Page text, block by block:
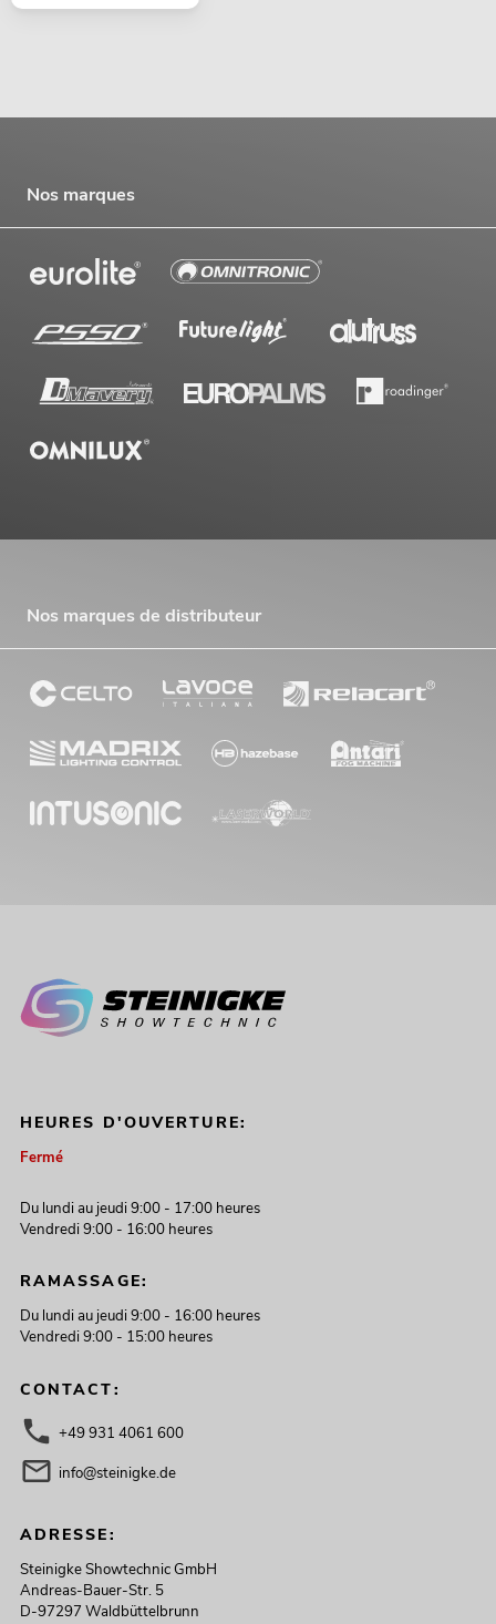
Nos marques
Nos marques de distributeur
HEURES D'OUVERTURE:
Fermé
Du lundi au jeudi 9:00 - 17:00 heures
Vendredi 9:00 - 16:00 heures
RAMASSAGE:
Du lundi au jeudi 9:00 - 16:00 heures
Vendredi 9:00 - 15:00 heures
CONTACT:
+49 931 4061 600
info@steinigke.de
ADRESSE:
Steinigke Showtechnic GmbH
Andreas-Bauer-Str. 5
D-97297 Waldbüttelbrunn